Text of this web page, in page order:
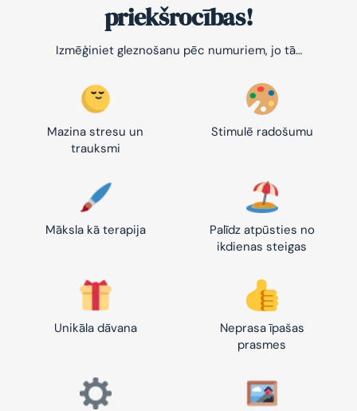
priekšrocības!
Izmēģiniet gleznošanu pēc numuriem, jo tā…
Mazina stresu un
trauksmi
Stimulē radošumu
Māksla kā terapija
Palīdz atpūsties no
ikdienas steigas
Unikāla dāvana
Neprasa īpašas
prasmes